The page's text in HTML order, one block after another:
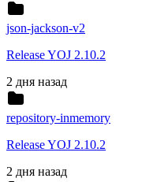
json-jackson-v2
Release YOJ 2.10.2
2 дня назад
repository-inmemory
Release YOJ 2.10.2
2 дня назад